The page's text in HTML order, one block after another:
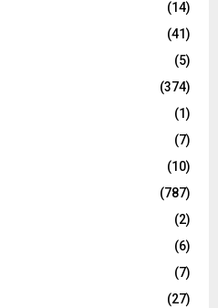
(14)
(41)
(5)
(374)
(1)
(7)
(10)
(787)
(2)
(6)
(7)
(27)